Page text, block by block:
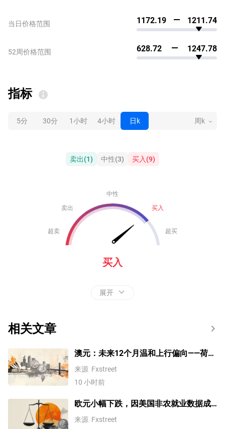
当日价格范围
52周价格范围
1172.19 1211.74
628.72 1247.78
指标
5分 30分 1小时 4小时 日k 周k
卖出(1) 中性(3) 买入(9)
中性
卖出
买入
超卖 超买
买入
展开
相关文章
澳元：未来12个月温和上行偏向——荷兰
合作银行
来源 Fxstreet
10 小时前
欧元小幅下跌，因美国非农就业数据成
为焦点
来源 Fxstreet